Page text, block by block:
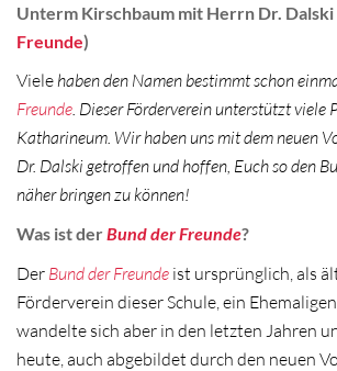
Unterm Kirschbaum mit Herrn Dr. Dalski
Freunde)
Vielehaben den Namen bestimmt schon
Freunde. Dieser Förderverein unterstützt viele
Katharineum. Wir haben uns mit dem neuen
Dr. Dalski getroffen und hoffen, Euch so den
näher bringen zu können!
Was ist derBund der Freunde?
Der Bund der Freunde ist ursprünglich, als
Förderverein dieser Schule, ein
wandelte sich aber in den letzten Jahren
heute, auch abgebildet durch den neuen